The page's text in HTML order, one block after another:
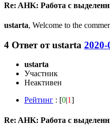
Re: AHK: Работа с
ustarta, Welcome to the
4 Ответ отustarta 2020-
ustarta
Участник
Неактивен
Рейтинг : [0|1]
Re: AHK: Работа с